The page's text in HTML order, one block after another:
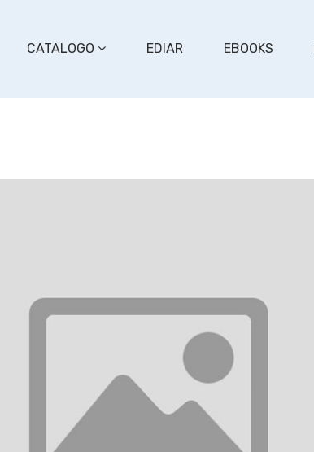
CATALOGO EDIAR EBOOKS